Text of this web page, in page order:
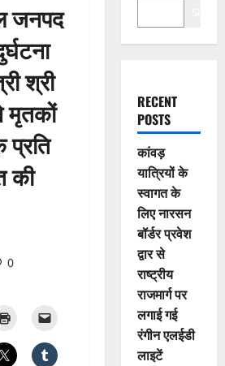
जनपद
श्री
मृतकों
की
0
RECENT
POSTS
कांवड़
यात्रियों के
स्वागत के
लिए नारसन
बॉर्डर प्रवेश
द्वार से
राष्ट्रीय
राजमार्ग पर
लगाई गई
रंगीन एलईडी
लाइटें